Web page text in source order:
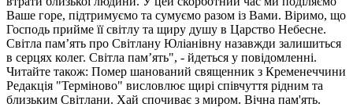
Ваше горе, підтримуємо та сумуємо разом із Вами. Віримо, що
Господь прийме її світлу та щиру душу в Царство Небесне.
Світла пам’ять про Світлану Юліанівну назавжди залишиться
в серцях колег. Світла пам’ять", - йдеться у повідомленні.
Читайте також: Помер шанований священник з Кременеччини
Редакція "Терміново" висловлює щирі співчуття рідним та
близьким Світлани. Хай спочиває з миром. Вічна пам'ять.